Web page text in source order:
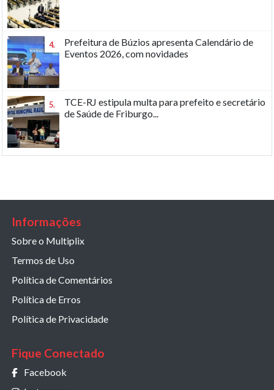
4.
Prefeitura de Búzios apresenta Calendário de
Eventos 2026, com novidades
5.
TCE-RJ estipula multa para prefeito e secretário
de Saúde de Friburgo...
Informações
Sobre o Multiplix
Termos de Uso
Política de Comentários
Política de Erros
Política de Privacidade
Fique Conectado
Facebook